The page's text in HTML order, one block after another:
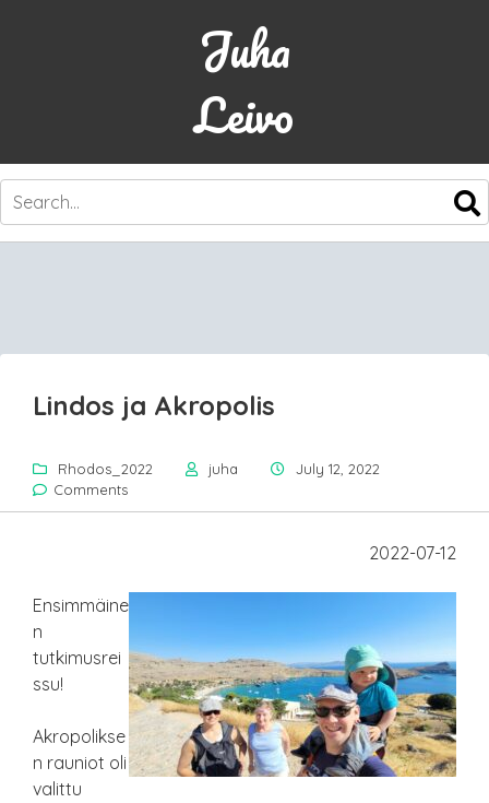
Juha
Leivo
SKIP
CONTENT
Lindos ja Akropolis
Rhodos_2022 juha
July 12, 2022
Comments
2022-07-12
Ensimmäine
n
tutkimusrei
ssu!
Akropolikse
n rauniot oli
valittu